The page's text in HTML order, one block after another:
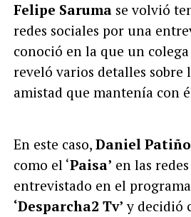
Felipe Sarumase volvió
redes sociales por una
conoció en la que un
reveló varios detalles sobre
amistad que mantenía con
En este caso, Daniel Patiño
como el ‘Paisa’ en las
entrevistado en el
‘Desparcha2 Tv’ y decidió